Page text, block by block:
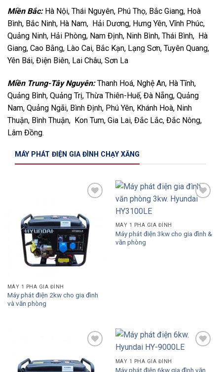
Miền Bắc: Hà Nội, Thái Nguyên, Phú Thọ, Bắc Giang, Hoà
Bình, Bắc Ninh, Hà Nam, Hải Dương, Hưng Yên, Vĩnh Phúc,
Quảng Ninh, Hải Phòng, Nam Định, Ninh Bình, Thái Bình, Hà
Giang, Cao Bằng, Lào Cai, Bắc Kạn, Lạng Sơn, Tuyên Quang,
Yên Bái, Điện Biên, Lai Châu, Sơn La
Miền Trung-Tây Nguyên:Thanh Hoá, Nghệ An, Hà Tĩnh,
Quảng Bình, Quảng Trị, Thừa Thiên-Huế, Đà Nẵng, Quảng
Nam, Quảng Ngãi, Bình Định, Phú Yên, Khánh Hoà, Ninh
Thuận, Bình Thuận, Kon Tum, Gia Lai, Đắc Lắc, Đắc Nông,
Lâm Đồng.
MÁY PHÁT ĐIỆN GIA ĐÌNH CHẠY XĂNG
Wishlist
MÁY 1 PHA GIA ĐÌNH
Máy phát điện 2kw cho gia đình
và văn phòng
MÁY 1 PHA GIA ĐÌNH
Máy phát điện 3kw cho gia đình &
văn phòng
Wishlist
MÁY 1 PHA GIA ĐÌNH
Máy phát điện 6kw gia đình văn